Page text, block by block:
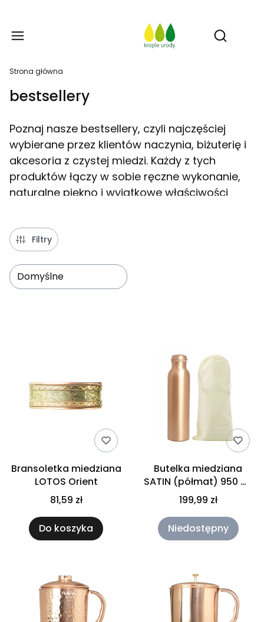
Otwórz
Strona główna
bestsellery
Poznaj nasze bestsellery, czyli najczęściej
wybierane przez klientów naczynia, biżuterię i
akcesoria z czystej miedzi. Każdy z tych
produktów łączy w sobie ręczne wykonanie,
naturalne piękno i wyjątkowe właściwości
trwałość i zdrowotne korzyści. W tej kategorii
znajdziesz najpiękniejsze i najbardziej
popularne wzory, które zachwycają jakością,
stylem i blaskiem prawdziwego rzemiosła.
Filtry
Domyślne
Bransoletka miedziana
LOTOS Orient
81,59 zł
Do koszyka
Butelka miedziana
SATIN (półmat) 950 ml
GISANE
199,99 zł
Niedostępny